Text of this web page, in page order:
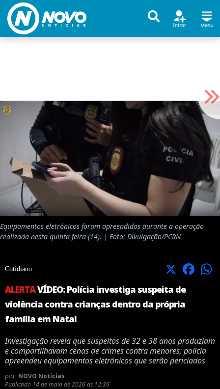
Equipamentos eletrônicos foram apreendidos durante a operação
realizada nesta quinta-feira (14). | Foto: Divulgação/PCRN
Cotidiano X Facebook
ALERTAVÍDEO: Polícia investiga suspeita de
violência contra crianças dentro da própria
família em Natal
Investigação revela que suspeitos de 32 e 38 anos produziam
e compartilhavam cenas de crimes contra menores; polícia
apreendeu equipamentos eletrônicos que serão periciados
por: NOVO Notícias
Publicado 14 de maio de 2026 às 12:36